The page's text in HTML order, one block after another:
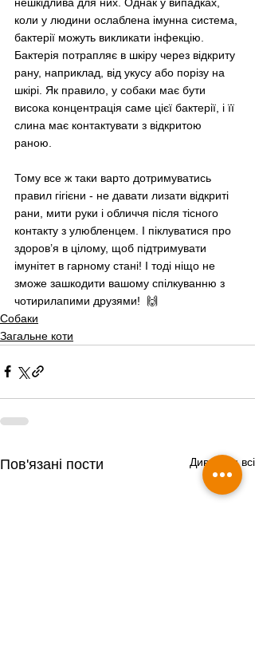
коли у людини ослаблена імунна система,
бактерії можуть викликати інфекцію.
Бактерія потрапляє в шкіру через відкриту
рану, наприклад, від укусу або порізу на
шкірі. Як правило, у собаки має бути
висока концентрація саме цієї бактерії, і її
слина має контактувати з відкритою
раною.
Тому все ж таки варто дотримуватись
правил гігієни - не давати лизати відкриті
рани, мити руки і обличчя після тісного
контакту з улюбленцем. І піклуватися про
здоров’я в цілому, щоб підтримувати
імунітет в гарному стані! І тоді ніщо не
зможе зашкодити вашому спілкуванню з
чотирилапими друзями!  🙌
Собаки
Загальне коти
Пов'язані пости Дивитися всі